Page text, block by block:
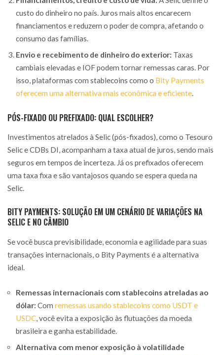
custo do dinheiro no país. Juros mais altos encarecem
financiamentos e reduzem o poder de compra, afetando o
consumo das famílias.
Envio e recebimento de dinheiro do exterior: Taxas
cambiais elevadas e IOF podem tornar remessas caras. Por
isso, plataformas com stablecoins como o Bity Payments
oferecem uma alternativa mais econômica e eficiente.
PÓS-FIXADO OU PREFIXADO: QUAL ESCOLHER?
Investimentos atrelados à Selic (pós-fixados), como o Tesouro
Selic e CDBs DI, acompanham a taxa atual de juros, sendo mais
seguros em tempos de incerteza. Já os prefixados oferecem
uma taxa fixa e são vantajosos quando se espera queda na
Selic.
BITY PAYMENTS: SOLUÇÃO EM UM CENÁRIO DE VARIAÇÕES NA
SELIC E NO CÂMBIO
Se você busca previsibilidade, economia e agilidade para suas
transações internacionais, o Bity Payments é a alternativa
ideal.
Remessas internacionais com stablecoins atreladas ao
dólar: Com remessas usando stablecoins como USDT e
USDC, você evita a exposição às flutuações da moeda
brasileira e ganha estabilidade.
Alternativa com menor exposição à volatilidade